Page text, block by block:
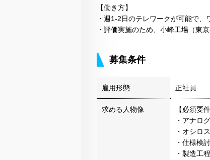
【働き方】
・週1-2日のテレワークが可能で、
・評価実施のため、小峰工場（東
募集条件
雇用形態 正社員
求める人物像
【必須要件
・アナロ
・オシロ
・仕様検
・製造工